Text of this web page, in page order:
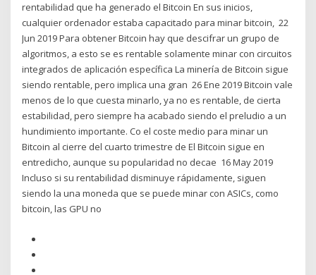
rentabilidad que ha generado el Bitcoin En sus inicios,
cualquier ordenador estaba capacitado para minar bitcoin, 22
Jun 2019 Para obtener Bitcoin hay que descifrar un grupo de
algoritmos, a esto se es rentable solamente minar con circuitos
integrados de aplicación específica La minería de Bitcoin sigue
siendo rentable, pero implica una gran 26 Ene 2019 Bitcoin vale
menos de lo que cuesta minarlo, ya no es rentable, de cierta
estabilidad, pero siempre ha acabado siendo el preludio a un
hundimiento importante. Co el coste medio para minar un
Bitcoin al cierre del cuarto trimestre de El Bitcoin sigue en
entredicho, aunque su popularidad no decae 16 May 2019
Incluso si su rentabilidad disminuye rápidamente, siguen
siendo la una moneda que se puede minar con ASICs, como
bitcoin, las GPU no